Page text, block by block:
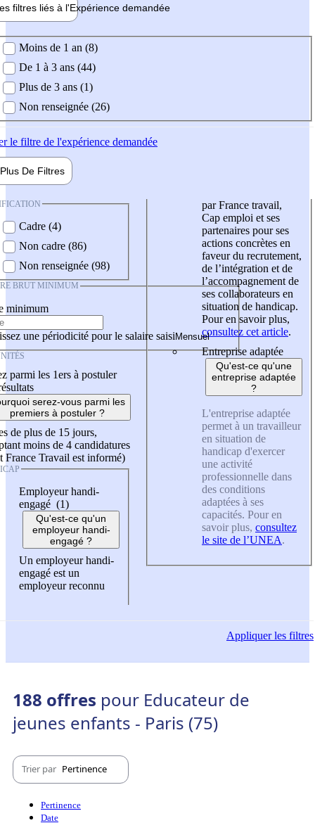
filtres liés à l'Expérience demandée
demandée
Moins de 1 an (8)
De 1 à 3 ans (44)
Plus de 3 ans (1)
Non renseignée (26)
le filtre de l'expérience demandée
Plus De Filtres
Cadre (4)
Non cadre (86)
Non renseignée (98)
BRUT MINIMUM
minimum
une périodicité pour le salaire saisi
parmi les 1ers à postuler
serez-vous parmi les
premiers à postuler ?
de plus de 15 jours,
moins de 4 candidatures
France Travail est informé)
Employeur handi-
engagé (1)
Qu'est-ce qu'un
employeur handi-
engagé ?
Un employeur handi-
engagé est un
employeur reconnu
par France travail,
Cap emploi et ses
partenaires pour ses
actions concrètes en
faveur du recrutement,
de l’intégration et de
l’accompagnement de
ses collaborateurs en
situation de handicap.
Pour en savoir plus,
consultez cet article.
Entreprise adaptée
Qu'est-ce qu'une
entreprise adaptée
?
L'entreprise adaptée
permet à un travailleur
en situation de
handicap d'exercer
une activité
professionnelle dans
des conditions
adaptées à ses
capacités. Pour en
savoir plus, consultez
le site de l’UNEA.
Appliquerles filtres
188 offres pour Educateur de
jeunes enfants - Paris (75)
Trier par Pertinence
Pertinence
Date